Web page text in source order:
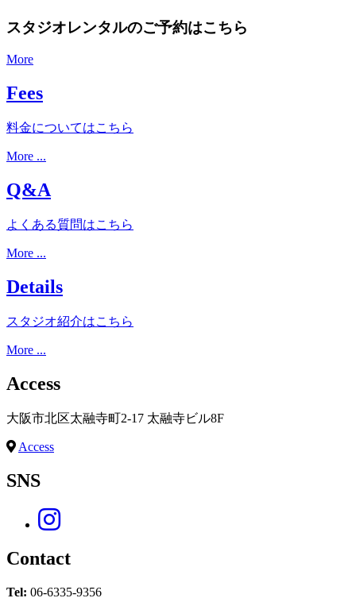
スタジオレンタルのご予約はこちら
More
Fees
料金についてはこちら
More ...
Q&A
よくある質問はこちら
More ...
Details
スタジオ紹介はこちら
More ...
Access
大阪市北区太融寺町2-17 太融寺ビル8F
Access
SNS
Contact
Tel: 06-6335-9356